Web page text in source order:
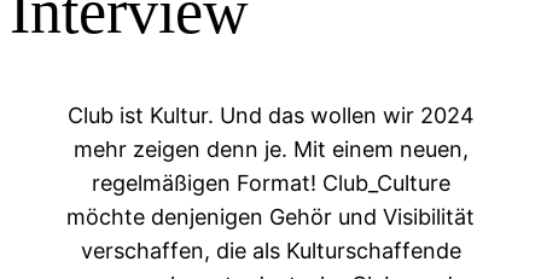
Club ist Kultur. Und das wollen wir 2024
mehr zeigen denn je. Mit einem neuen,
regelmäßigen Format! Club_Culture
möchte denjenigen Gehör und Visibilität
verschaffen, die als Kulturschaffende